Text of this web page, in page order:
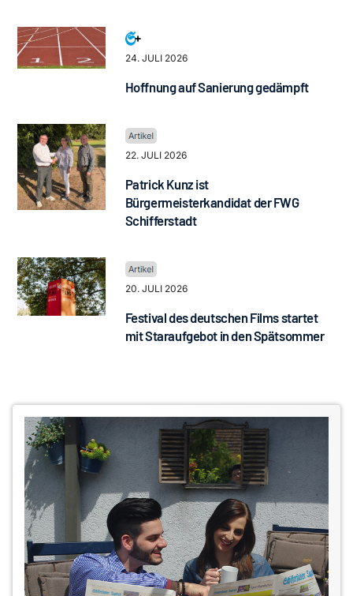
24. JULI 2026
Hoffnung auf Sanierung gedämpft
22. JULI 2026
Patrick Kunz ist
Bürgermeisterkandidat der FWG
Schifferstadt
20. JULI 2026
Festival des deutschen Films startet
mit Staraufgebot in den Spätsommer